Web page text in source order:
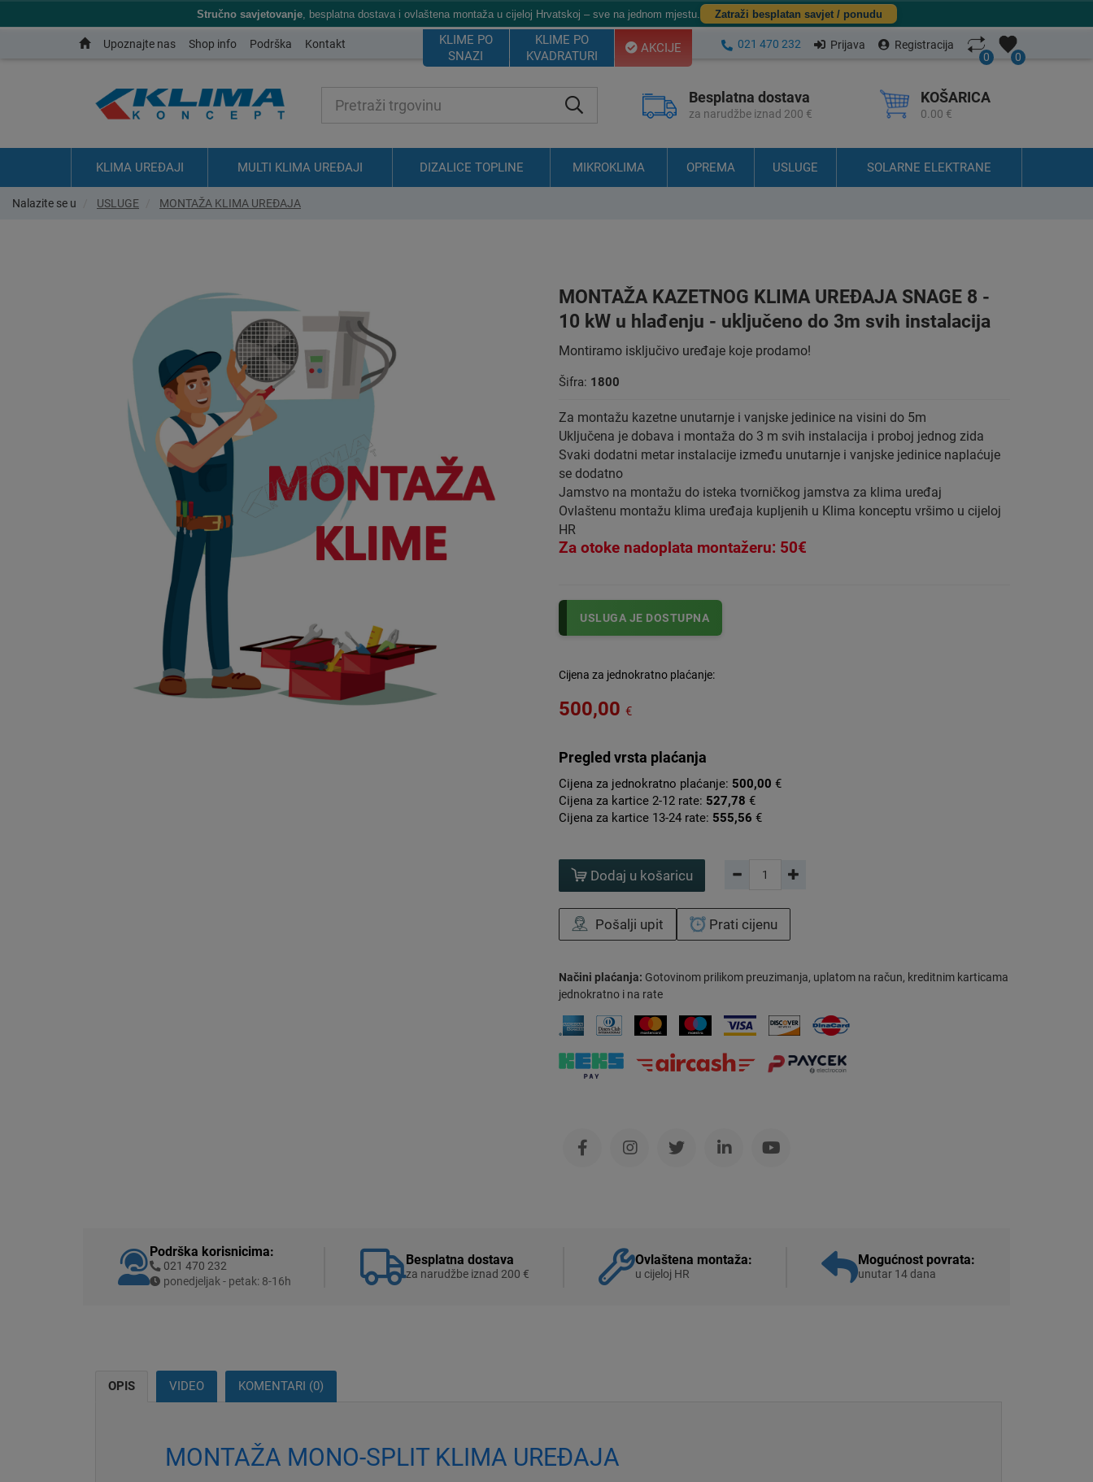
Stručno savjetovanje, besplatna dostava i ovlaštena montaža u cijeloj Hrvatskoj – sve na jednom mjestu. Zatraži besplatan savjet / ponudu
KLIME PO
SNAZI
KLIME PO
KVADRATURI
AKCIJE
Upoznajte nas Shop info Podrška Kontakt 021 470 232 Prijava
Registracija
0
0
Besplatna dostava
za narudžbe iznad 200 €
KOŠARICA
0.00 €
KLIMA UREĐAJI MULTI KLIMA UREĐAJI DIZALICE TOPLINE MIKROKLIMA OPREMA USLUGE SOLARNE ELEKTRANE
Nalazite se u USLUGE MONTAŽA KLIMA UREĐAJA
MONTAŽA KAZETNOG KLIMA UREĐAJA SNAGE 8 -
10 kW u hlađenju - uključeno do 3m svih instalacija
Montiramo isključivo uređaje koje prodamo!
Šifra: 1800
Za montažu kazetne unutarnje i vanjske jedinice na visini do 5m
Uključena je dobava i montaža do 3 m svih instalacija i proboj jednog zida
Svaki dodatni metar instalacije između unutarnje i vanjske jedinice naplaćuje
se dodatno
Jamstvo na montažu do isteka tvorničkog jamstva za klima uređaj
Ovlaštenu montažu klima uređaja kupljenih u Klima konceptu vršimo u cijeloj
HR
Za otoke nadoplata montažeru: 50€
USLUGA JE DOSTUPNA
Cijena za jednokratno plaćanje:
500,00 €
Pregled vrsta plaćanja
Cijena za jednokratno plaćanje: 500,00 €
Cijena za kartice 2-12 rate: 527,78 €
Cijena za kartice 13-24 rate: 555,56 €
Dodaj u košaricu
Pošalji upit Prati cijenu
Načini plaćanja: Gotovinom prilikom preuzimanja, uplatom na račun, kreditnim karticama
jednokratno i na rate
Podrška korisnicima:
021 470 232
ponedjeljak - petak: 8-16h
Besplatna dostava
za narudžbe iznad 200 €
Ovlaštena montaža:
u cijeloj HR
Mogućnost povrata:
unutar 14 dana
OPIS VIDEO KOMENTARI (0)
MONTAŽA MONO-SPLIT KLIMA UREĐAJA